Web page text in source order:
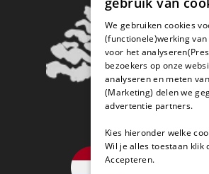
We gebruiken cookies
(functionele)werking
voor het
bezoekers op onze
analyseren en meten
(Marketing) delen we
advertentie partners.
Kies hieronder welke
Wil je alles toestaan klik
Accepteren.